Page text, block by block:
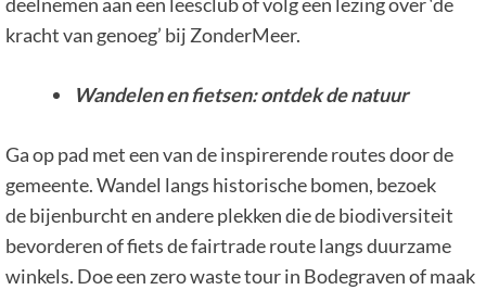
kracht van genoeg’ bij ZonderMeer.
Wandelen en fietsen: ontdek de natuur
Ga op pad met een van de inspirerende routes door de
gemeente. Wandel langs historische bomen, bezoek
de bijenburcht en andere plekken die de biodiversiteit
bevorderen of fiets de fairtrade route langs duurzame
winkels. Doe een zero waste tour in Bodegraven of maak